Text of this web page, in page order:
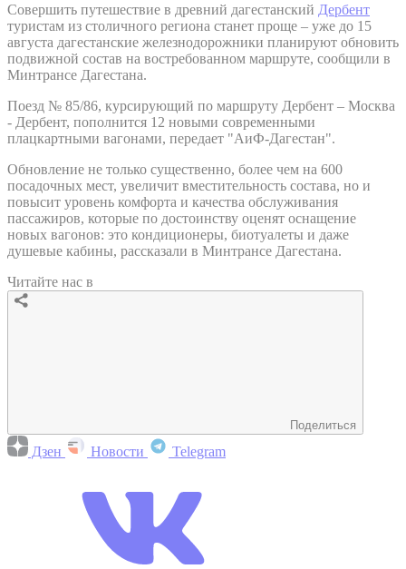
Совершить путешествие в древний дагестанский Дербент
туристам из столичного региона станет проще – уже до 15
августа дагестанские железнодорожники планируют обновить
подвижной состав на востребованном маршруте, сообщили в
Минтрансе Дагестана.
Поезд № 85/86, курсирующий по маршруту Дербент – Москва
- Дербент, пополнится 12 новыми современными
плацкартными вагонами, передает "АиФ-Дагестан".
Обновление не только существенно, более чем на 600
посадочных мест, увеличит вместительность состава, но и
повысит уровень комфорта и качества обслуживания
пассажиров, которые по достоинству оценят оснащение
новых вагонов: это кондиционеры, биотуалеты и даже
душевые кабины, рассказали в Минтрансе Дагестана.
Читайте нас в
Поделиться
Дзен Новости Telegram